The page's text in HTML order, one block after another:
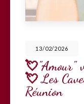
13/02/2026
💘"Amour"
💘 Les
Réunion